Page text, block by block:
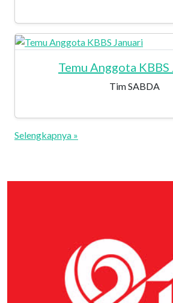
Temu Anggota KBBS
Tim SABDA
Selengkapnya »